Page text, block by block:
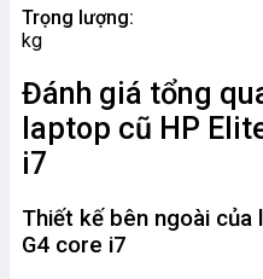
Trọng
kg
Đánh giá tổng
laptop cũ HP
i7
Thiết kế bên ngoài
G4 core i7